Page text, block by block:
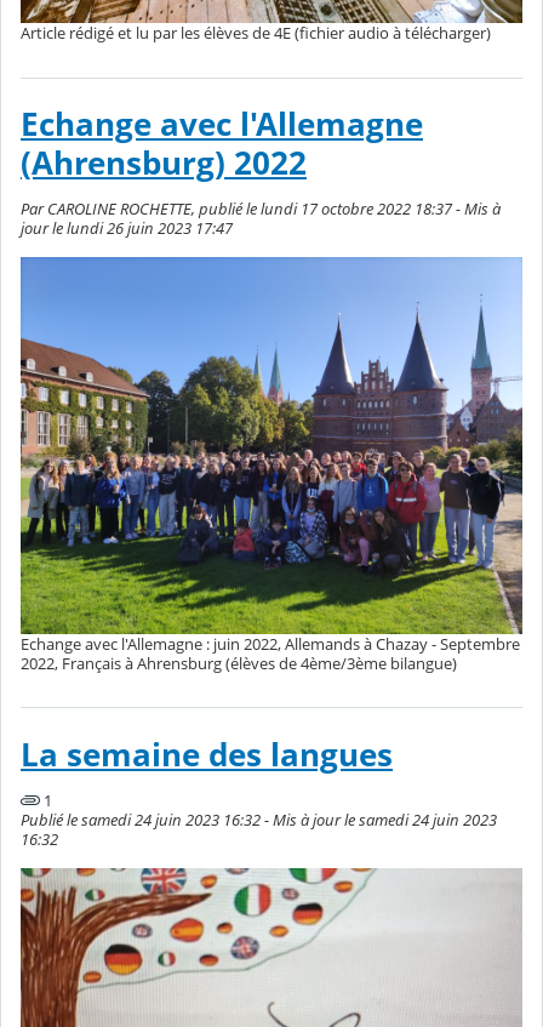
Article rédigé et lu par les élèves de 4E (fichier audio à télécharger)
Echange avec l'Allemagne
(Ahrensburg) 2022
Par CAROLINE ROCHETTE, publié le lundi 17 octobre 2022 18:37 - Mis à
jour le lundi 26 juin 2023 17:47
Echange avec l'Allemagne : juin 2022, Allemands à Chazay - Septembre
2022, Français à Ahrensburg (élèves de 4ème/3ème bilangue)
La semaine des langues
1
Publié le samedi 24 juin 2023 16:32 - Mis à jour le samedi 24 juin 2023
16:32